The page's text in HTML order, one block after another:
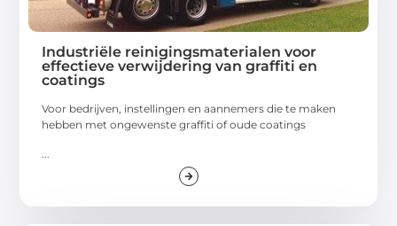
Industriële reinigingsmaterialen voor
effectieve verwijdering van graffiti en
coatings
Voor bedrijven, instellingen en aannemers die te maken
hebben met ongewenste graffiti of oude coatings